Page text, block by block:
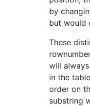
by
but would
These
will
in the
order on
substring